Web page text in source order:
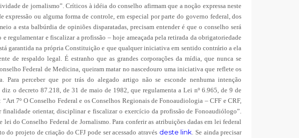
de jornalismo”. Críticos à idéia do conselho afirmam que a noção expressa neste
ou alguma forma de controle, em especial por parte do governo federal, dos
a esta balbúrdia de opiniões disparatadas, precisam entender é que o conselho será
regulamentar e fiscalizar a profissão – hoje ameaçada pela retirada da obrigatoriedade
garantida na própria Constituição e que qualquer iniciativa em sentido contrário a ela
de respaldo legal. É estranho que as grandes corporações da mídia, que nunca se
Federal de Medicina, queiram matar no nascedouro uma iniciativa que reflete os
Para perceber que por trás do alegado artigo não se esconde nenhuma intenção
o decreto 87.218, de 31 de maio de 1982, que regulamenta a Lei nº 6.965, de 9 de
7º O Conselho Federal e os Conselhos Regionais de Fonoaudiologia – CFF e CRF,
orientar, disciplinar e fiscalizar o exercício da profissão de Fonoaudiólogo”.
do Conselho Federal de Jornalismo. Para conferir as atribuições dadas em lei federal
do projeto de criação do CFJ pode ser acessado através deste link . Se ainda precisar